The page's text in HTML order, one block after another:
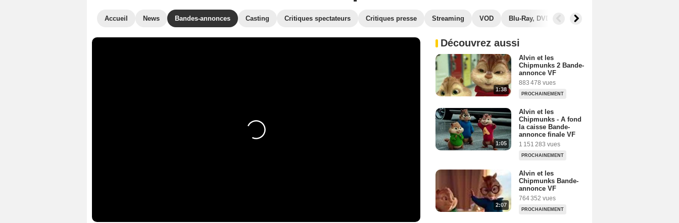
Accueil News Bandes-annonces Casting Critiques spectateurs Critiques presse Streaming VOD Blu-Ray, DVD Photos
Découvrez aussi
1:38
Alvin et les
Chipmunks 2 Bande-
annonce VF
883 478 vues
PROCHAINEMENT
1:05
Alvin et les
Chipmunks - A fond
la caisse Bande-
annonce finale VF
1 151 283 vues
PROCHAINEMENT
2:07
Alvin et les
Chipmunks Bande-
annonce VF
764 352 vues
PROCHAINEMENT